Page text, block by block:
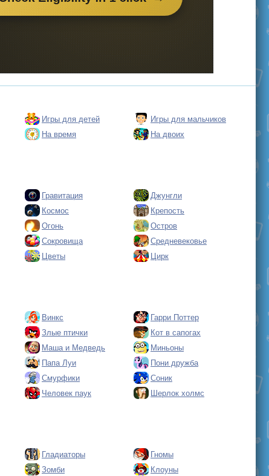
Игры для детей
Игры для мальчиков
На время
На двоих
Гравитация
Джунгли
Космос
Крепость
Огонь
Остров
Сокровища
Средневековье
Цветы
Цирк
Винкс
Гарри Поттер
Злые птички
Кот в сапогах
Маша и Медведь
Миньоны
Папа Луи
Пони дружба
Смурфики
Соник
Человек паук
Шерлок холмс
Гладиаторы
Гномы
Зомби Клоуны